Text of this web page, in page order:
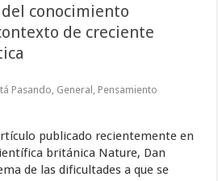
conocimiento
de creciente
Pasando General Pensamiento
publicado recientemente en
británica Nature, Dan
de las dificultades a que se